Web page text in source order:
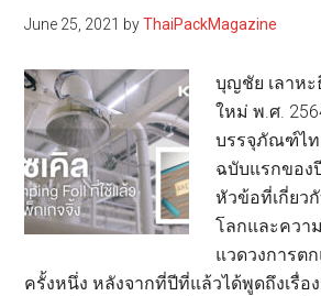
รักษ์
June 25, 2021 byThaiPackMagazine
บุญชัย เลาห
ใหม่ พ.ศ.
บรรจุภัณฑ์ไ
ฉบับแรกของ
หัวข้อที่เกี่ยว
โลกและควา
แวดวงการต
ครั้งหนึ่ง หลังจากที่ปีที่แล้วได้พูดถึงเรื่อ